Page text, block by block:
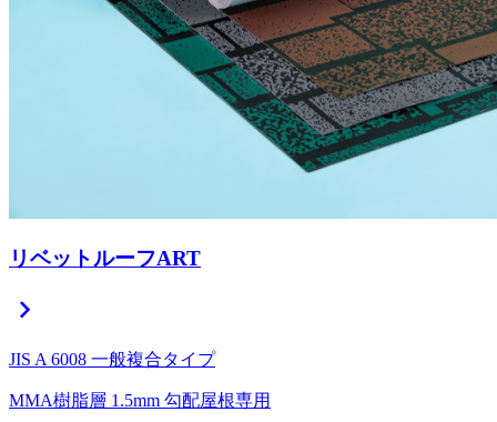
リベットルーフART
chevron_right
JIS A 6008 一般複合タイプ
MMA樹脂層 1.5mm 勾配屋根専用